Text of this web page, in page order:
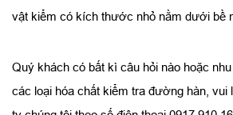
vật kiểm có kích thước nhỏ nằm dưới bề
Quý khách có bất kì câu hỏi nào hoặc
các loại hóa chất kiểm tra đường hàn, vui